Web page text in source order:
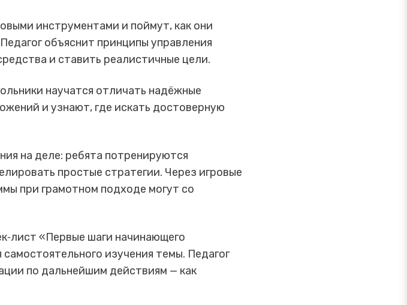
инструментами и поймут, как они
объяснит принципы управления
и ставить реалистичные цели.
научатся отличать надёжные
и узнают, где искать достоверную
на деле: ребята потренируются
простые стратегии. Через игровые
при грамотном подходе могут со
«Первые шаги начинающего
изучения темы. Педагог
по дальнейшим действиям — как